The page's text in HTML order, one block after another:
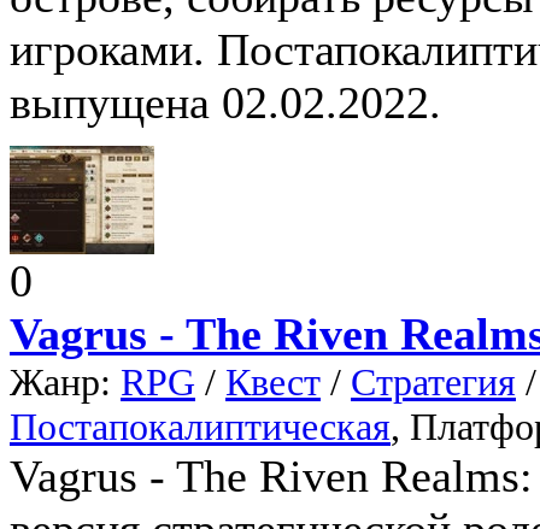
игроками.
выпущена 02.02.2022.
0
Vagrus - The Riven
Жанр: RPG / Квест / Стратегия
Постапокалиптическая,
Vagrus - The Riven